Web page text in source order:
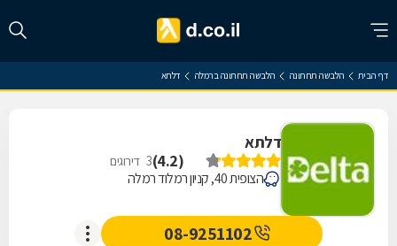
דף הבית הלבשה תחתונה הלבשה תחתונה ברמלה דלתא
דלתא
(
4.2
)
3 דירוגים
הצופית 40, קניון רמלוד רמלה
08-9251102